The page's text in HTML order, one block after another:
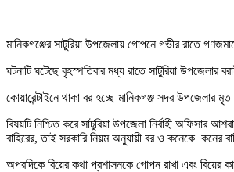
মানিকগঞ্জের সাটুরিয়া উপজেলায় গোপনে গভীর রাতে
ঘটনাটি ঘটেছে বৃহস্পতিবার মধ্য রাতে সাটুরিয়া উপজেলার
কোয়ারেন্টাইনে থাকা বর হচ্ছে মানিকগঞ্জ সদর উপজেলার
বিষয়টি নিশ্চিত করে সাটুরিয়া উপজেলা নির্বাহী
বাহিরের, তাই সরকারি নিয়ম অনুযায়ী বর ও কনেকে কনের
অপরদিকে বিয়ের কথা প্রশাসনকে গোপন রাখা এবং বিয়ের